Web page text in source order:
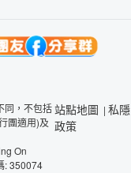
同，不包括
團適用)及
On
: 350074
站點地圖 | 私隱
政策